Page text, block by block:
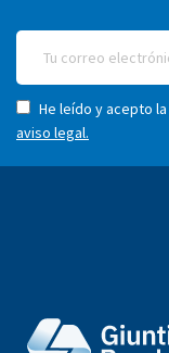
He leído y acepto la
aviso legal.